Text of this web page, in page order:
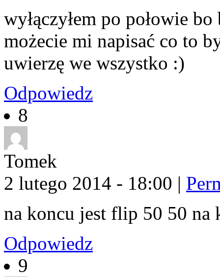
wyłączyłem po połowie
możecie mi napisać co to
uwierzę we wszystko :)
Odpowiedz
8
Tomek
2 lutego 2014 - 18:00 |
na koncu jest flip 50 50
Odpowiedz
9